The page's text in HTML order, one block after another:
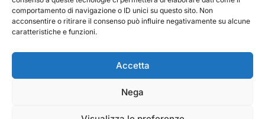
comportamento di navigazione o ID unici su questo sito. Non
acconsentire o ritirare il consenso può influire negativamente su alcune
caratteristiche e funzioni.
Accetta
Nega
TRAKS
Dal 2014 musica indipendente ed emergente